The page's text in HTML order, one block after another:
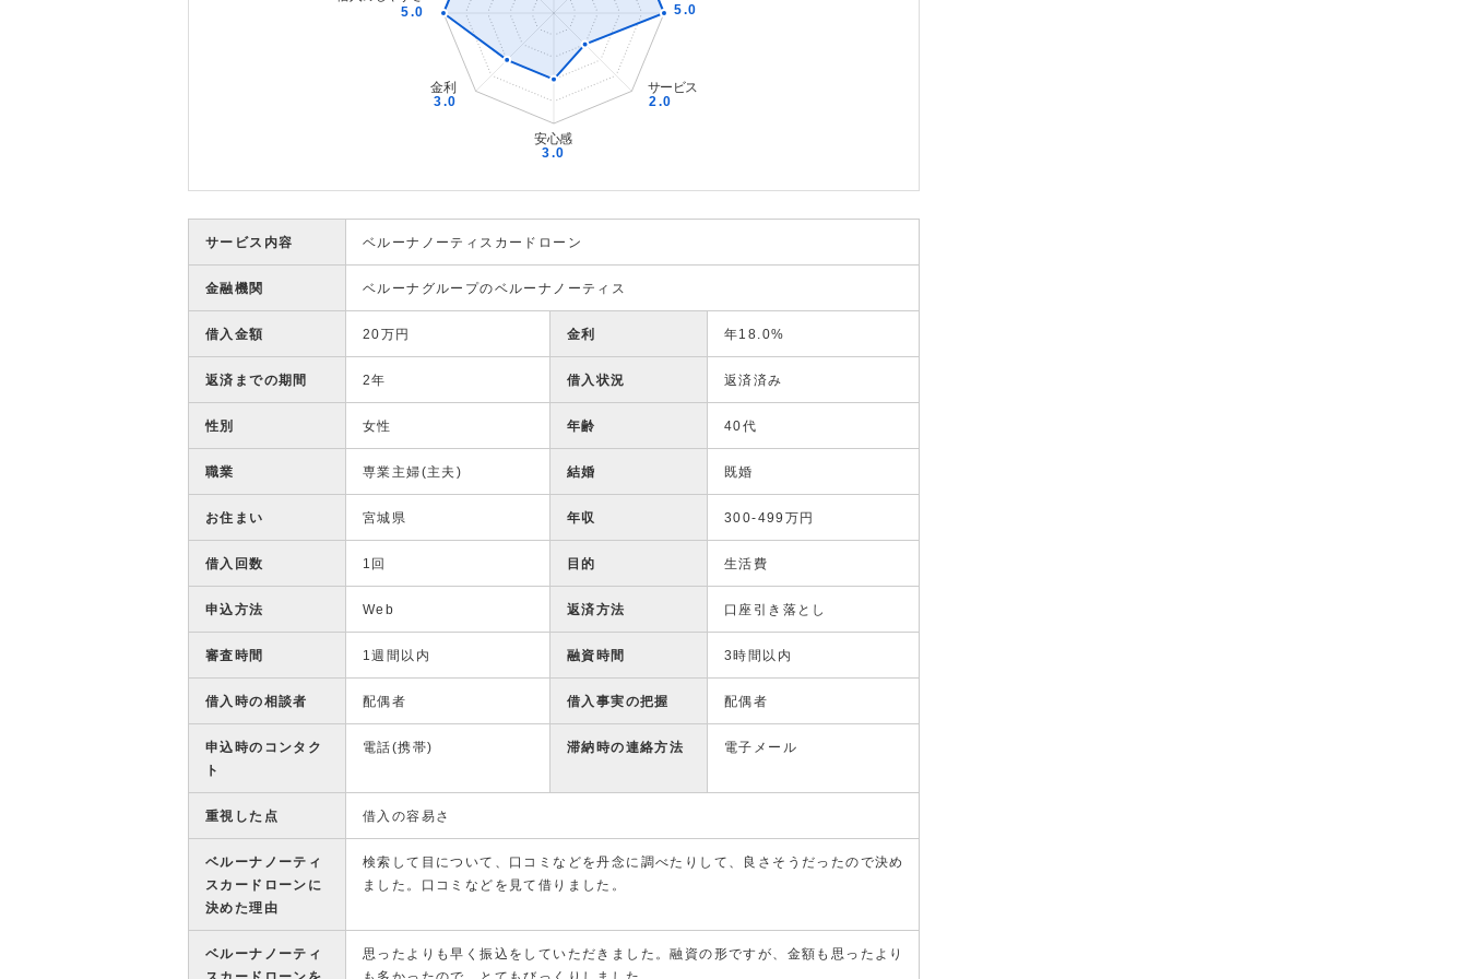
サービス内容 ベルーナノーティスカードローン
金融機関 ベルーナグループのベルーナノーティス
借入金額 20万円 金利 年18.0%
返済までの期間 2年 借入状況 返済済み
性別 女性 年齢 40代
職業 専業主婦(主夫) 結婚 既婚
お住まい 宮城県 年収 300-499万円
借入回数 1回 目的 生活費
申込方法 Web 返済方法 口座引き落とし
審査時間 1週間以内 融資時間 3時間以内
借入時の相談者 配偶者 借入事実の把握 配偶者
申込時のコンタク
ト
電話(携帯) 滞納時の連絡方法 電子メール
重視した点 借入の容易さ
ベルーナノーティ
スカードローンに
決めた理由
検索して目について、口コミなどを丹念に調べたりして、良さそうだったので決め
ました。口コミなどを見て借りました。
ベルーナノーティ
思ったよりも早く振込をしていただきました。融資の形ですが、金額も思ったより